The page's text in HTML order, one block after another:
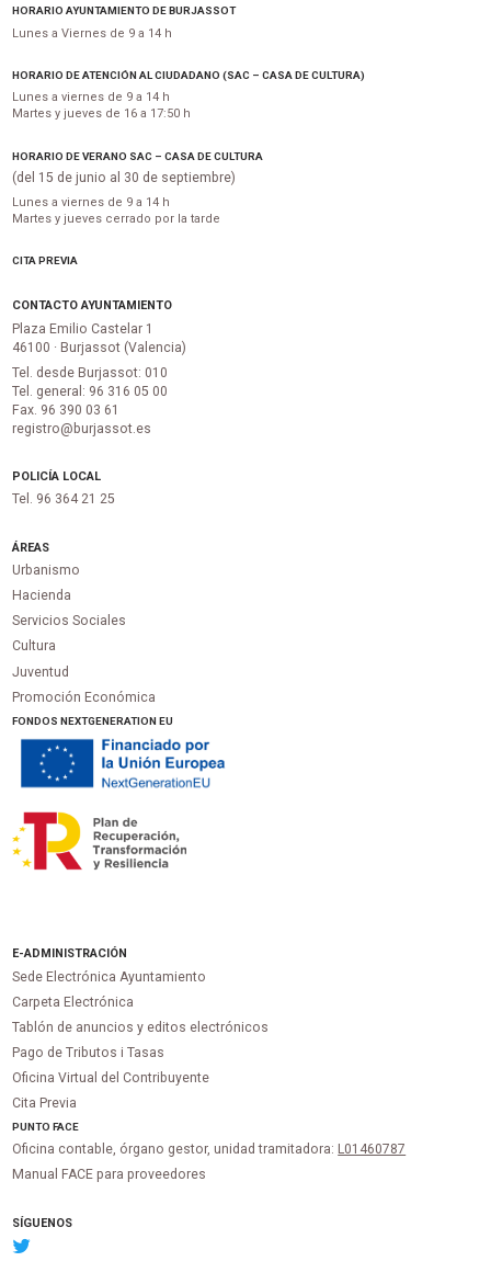
HORARIO AYUNTAMIENTO DE BURJASSOT
Lunes a Viernes de 9 a 14 h
HORARIO DE ATENCIÓN AL CIUDADANO (SAC – CASA DE CULTURA)
Lunes a viernes de 9 a 14 h
Martes y jueves de 16 a 17:50 h
HORARIO DE VERANO SAC – CASA DE CULTURA
(del 15 de junio al 30 de septiembre)
Lunes a viernes de 9 a 14 h
Martes y jueves cerrado por la tarde
CITA PREVIA
CONTACTO AYUNTAMIENTO
Plaza Emilio Castelar 1
46100 · Burjassot (Valencia)
Tel. desde Burjassot: 010
Tel. general: 96 316 05 00
Fax. 96 390 03 61
registro@burjassot.es
POLICÍA LOCAL
Tel. 96 364 21 25
ÁREAS
Urbanismo
Hacienda
Servicios Sociales
Cultura
Juventud
Promoción Económica
FONDOS NEXTGENERATION EU
E-ADMINISTRACIÓN
Sede Electrónica Ayuntamiento
Carpeta Electrónica
Tablón de anuncios y editos electrónicos
Pago de Tributos i Tasas
Oficina Virtual del Contribuyente
Cita Previa
PUNTOFACE
Oficina contable, órgano gestor, unidad tramitadora: L01460787
Manual FACE para proveedores
SÍGUENOS